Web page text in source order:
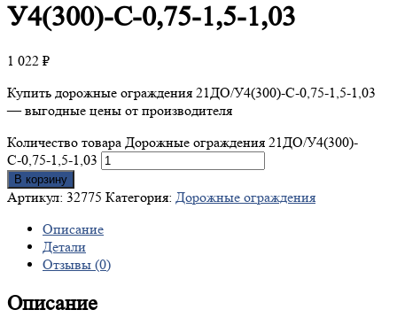
У4(300)-С-0,75-1,5-1,03
1 022 ₽
Купить дорожные ограждения 21ДО/У4(300)-С-0,75-1,5-1,03
— выгодные цены от производителя
Количество товара Дорожные ограждения 21ДО/У4(300)-
С-0,75-1,5-1,03
В корзину
Артикул: 32775 Категория: Дорожные ограждения
Описание
Детали
Отзывы (0)
Описание